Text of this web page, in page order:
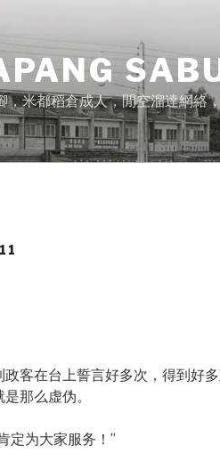
，米都稻倉成人，閒空溜達網絡
客在台上誓言好多次，得到好
那么虚伪。
定为大家服务！”